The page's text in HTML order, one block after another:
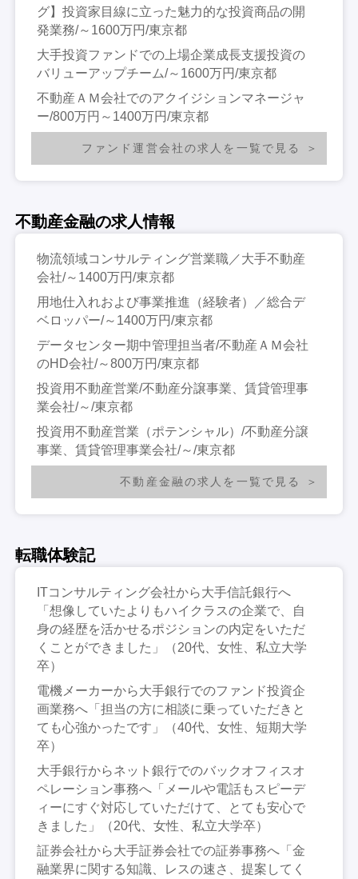
グ】投資家目線に立った魅力的な投資商品の開
発業務/～1600万円/東京都
大手投資ファンドでの上場企業成長支援投資の
バリューアップチーム/～1600万円/東京都
不動産ＡＭ会社でのアクイジションマネージャ
ー/800万円～1400万円/東京都
ファンド運営会社の求人を一覧で見る
不動産金融の求人情報
物流領域コンサルティング営業職／大手不動産
会社/～1400万円/東京都
用地仕入れおよび事業推進（経験者）／総合デ
ベロッパー/～1400万円/東京都
データセンター期中管理担当者/不動産ＡＭ会社
のHD会社/～800万円/東京都
投資用不動産営業/不動産分譲事業、賃貸管理事
業会社/～/東京都
投資用不動産営業（ポテンシャル）/不動産分譲
事業、賃貸管理事業会社/～/東京都
不動産金融の求人を一覧で見る
転職体験記
ITコンサルティング会社から大手信託銀行へ
「想像していたよりもハイクラスの企業で、自
身の経歴を活かせるポジションの内定をいただ
くことができました」（20代、女性、私立大学
卒）
電機メーカーから大手銀行でのファンド投資企
画業務へ「担当の方に相談に乗っていただきと
ても心強かったです」（40代、女性、短期大学
卒）
大手銀行からネット銀行でのバックオフィスオ
ペレーション事務へ「メールや電話もスピーデ
ィーにすぐ対応していただけて、とても安心で
きました」（20代、女性、私立大学卒）
証券会社から大手証券会社での証券事務へ「金
融業界に関する知識、レスの速さ、提案してく